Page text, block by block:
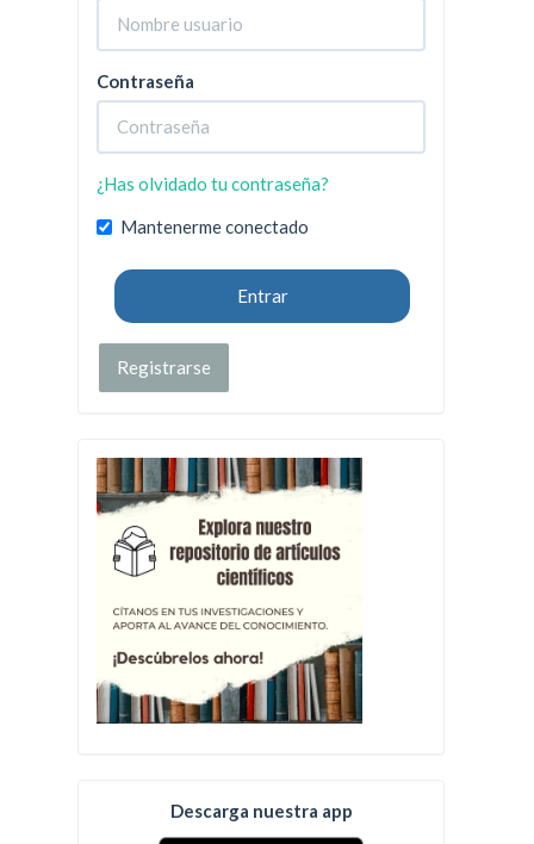
Contraseña
¿Has olvidado tu contraseña?
Mantenerme conectado
Entrar
Registrarse
Descarga nuestra app